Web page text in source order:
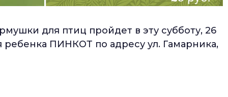
для птиц пройдет в эту субботу, 26
ребенка ПИНКОТ по адресу ул. Гамарника,